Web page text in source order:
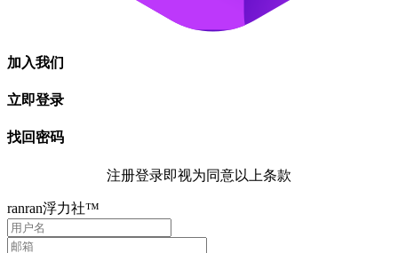
加入我们
立即登录
找回密码
注册登录即视为同意以上条款
ranran浮力社™